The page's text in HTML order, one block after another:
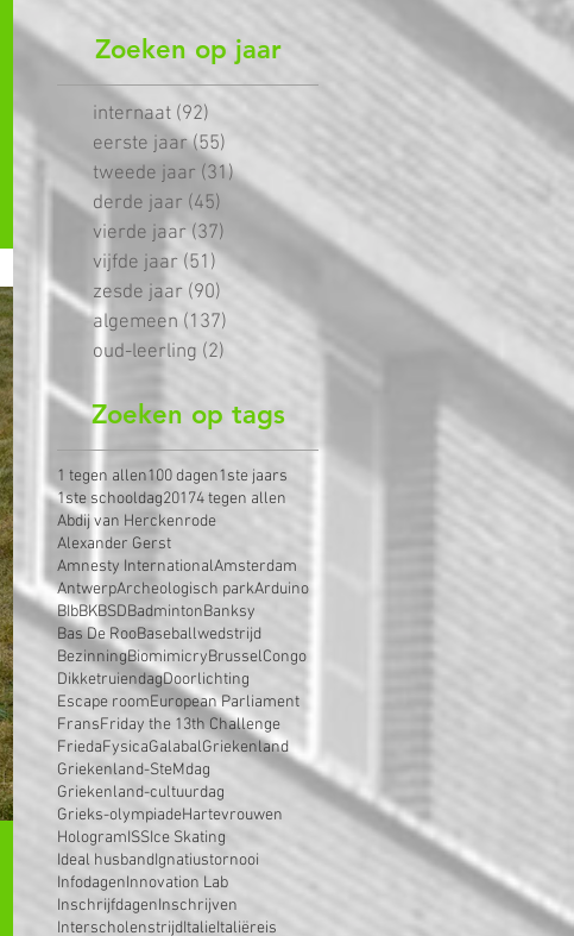
Zoeken op jaar
internaat (92)
eerste jaar (55)
tweede jaar (31)31 posts
derde jaar (45) 45 posts
vierde jaar (37)
vijfde jaar (51) 51 posts
zesde jaar (90) 90 posts
algemeen (137)
oud-leerling (2)
Zoeken op tags
1 tegen allen100 dagen1ste jaars
1ste schooldag20174 tegen allen
Abdij van Herckenrode
Alexander Gerst
Amnesty InternationalAmsterdam
AntwerpArcheologisch parkArduino
BIbBKBSDBadmintonBanksy
Bas De RooBaseballwedstrijd
BezinningBiomimicryBrusselCongo
DikketruiendagDoorlichting
Escape roomEuropean Parliament
FransFriday the 13th Challenge
FriedaFysicaGalabalGriekenland
Griekenland-SteMdag
Griekenland-cultuurdag
Grieks-olympiadeHartevrouwen
HologramISSIce Skating
Ideal husbandIgnatiustornooi
InfodagenInnovation Lab
InschrijfdagenInschrijven
InterscholenstrijdItalieItaliëreis